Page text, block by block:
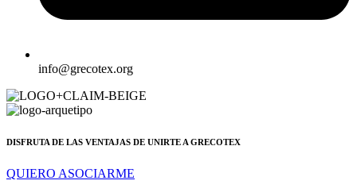
info@grecotex.org
DISFRUTA DE LAS VENTAJAS DE UNIRTE A GRECOTEX
QUIERO ASOCIARME